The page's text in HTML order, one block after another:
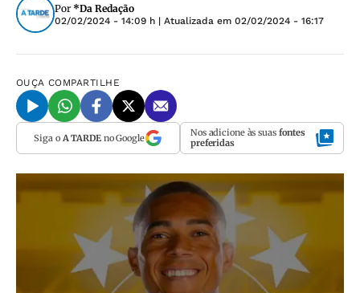
Por *Da Redação
02/02/2024 - 14:09 h | Atualizada em 02/02/2024 - 16:17
OUÇA COMPARTILHE
Siga o A TARDEno Google Nos adicione às suas fontes
preferidas